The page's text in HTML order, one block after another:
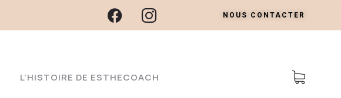
NOUS CONTACTER
L’HISTOIRE DE ESTHECOACH